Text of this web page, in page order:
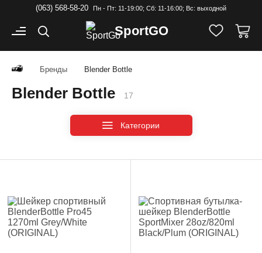
(063) 568-58-20 Пн - Пт: 11-19:00; Cб: 11-16:00; Вс: выходной
SportGO
Бренды Blender Bottle
Blender Bottle 17
Категории